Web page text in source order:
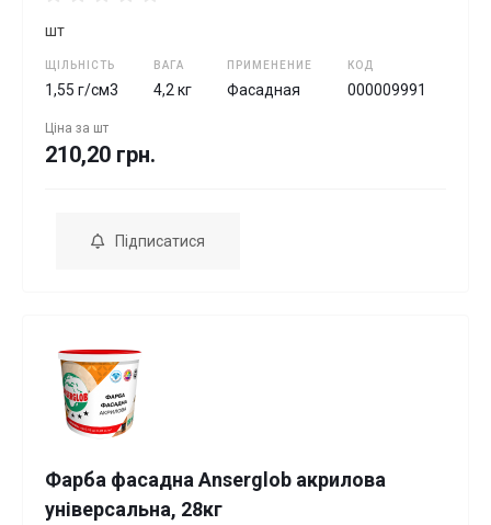
шт
ЩІЛЬНІСТЬ
1,55 г/см3
ВАГА
4,2 кг
ПРИМЕНЕНИЕ
Фасадная
КОД
000009991
Ціна за шт
210,20 грн.
Підписатися
Фарба фасадна Anserglob акрилова
універсальна, 28кг